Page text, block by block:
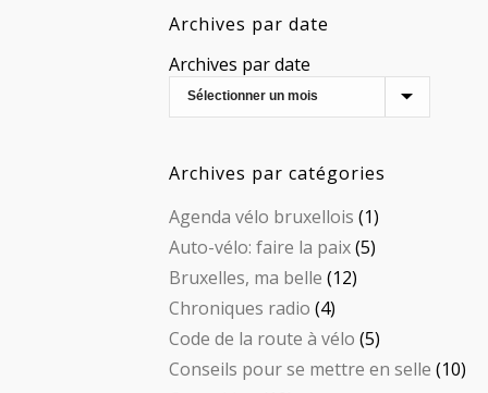
Archives par date
Archives par date
Archives par catégories
Agenda vélo bruxellois (1)
Auto-vélo: faire la paix(5)
Bruxelles, ma belle (12)
Chroniques radio (4)
Code de la route à vélo (5)
Conseils pour se mettre en selle (10)